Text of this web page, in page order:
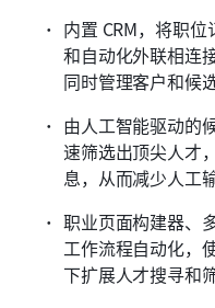
内置 CRM，将职
和自动化外联相连
同时管理客户和候
由人工智能驱动的
速筛选出顶尖人才
息，从而减少人工
职业页面构建器、
工作流程自动化，
下扩展人才搜寻和